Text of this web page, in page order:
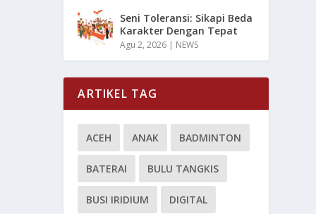
Seni Toleransi: Sikapi Beda
Karakter Dengan Tepat
Agu 2, 2026 | NEWS
ARTIKEL TAG
ACEH ANAK BADMINTON
BATERAI BULU TANGKIS
BUSI IRIDIUM DIGITAL